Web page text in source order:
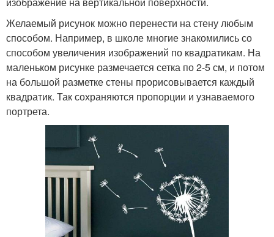
Желаемый рисунок можно перенести на стену любым
способом. Например, в школе многие знакомились со
способом увеличения изображений по квадратикам. На
маленьком рисунке размечается сетка по 2-5 см, и потом
на большой разметке стены прорисовывается каждый
квадратик. Так сохраняются пропорции и узнаваемого
портрета.